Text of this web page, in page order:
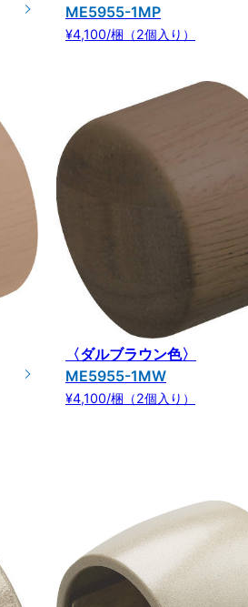
ME5955-1MP
¥4,100/梱（2個入り）
〈ダルブラウン色〉
ME5955-1MW
¥4,100/梱（2個入り）